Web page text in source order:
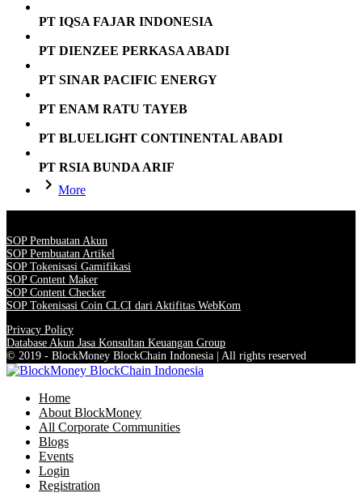
PT IQSA FAJAR INDONESIA
PT DIENZEE PERKASA ABADI
PT SINAR PACIFIC ENERGY
PT ENAM RATU TAYEB
PT BLUELIGHT CONTINENTAL ABADI
PT RSIA BUNDA ARIF
More
SOP Pembuatan Akun
SOP Pembuatan Artikel
SOP Tokenisasi Gamifikasi
SOP Content Maker
SOP Content Checker
SOP Tokenisasi Coin CLCI dari Aktifitas WebKom
Privacy Policy
Database Akun Jasa Konsultan Keuangan Group
© 2019 - BlockMoney BlockChain Indonesia | All rights reserved
Home
About BlockMoney
All Corporate Communities
Blogs
Events
Login
Registration